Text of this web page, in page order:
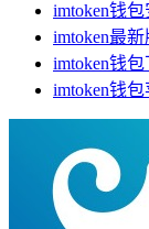
imtoken钱
imtoken最
imtoken钱
imtoken钱